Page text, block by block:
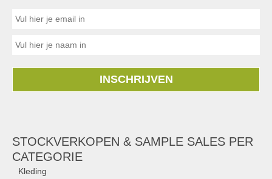
INSCHRIJVEN
STOCKVERKOPEN & SAMPLE SALES PER
CATEGORIE
Kleding